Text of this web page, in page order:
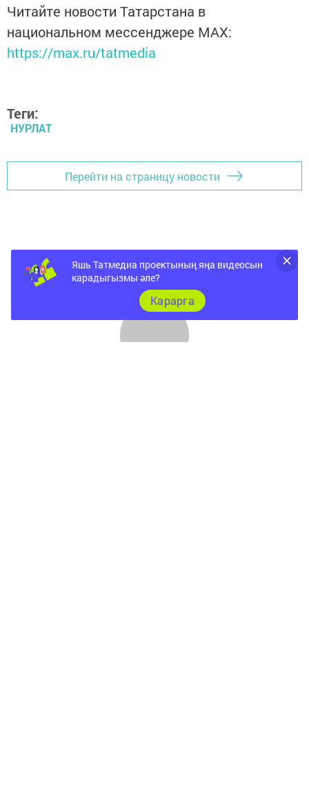
Читайте новости Татарстана в
национальном мессенджере MАХ:
https://max.ru/tatmedia
Теги:
НУРЛАТ
Перейти на страницу новости
Яшь Татмедиа проектының яңа видеосын
карадыгызмы әле?
Карарга